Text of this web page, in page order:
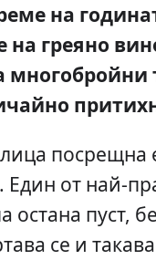
на
на греяно
многобройни
посрещна
Един от най-
остана пуст,
се и